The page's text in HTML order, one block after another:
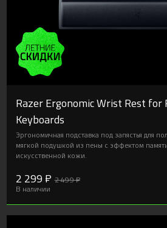
Razer Ergonomic Wrist Rest for
Keyboards
Эргономичная подставка под запястья для
мягкой подушкой из пены с эффектом
искусственной кожи.
2 299 ₽ 2 499 ₽
В наличии